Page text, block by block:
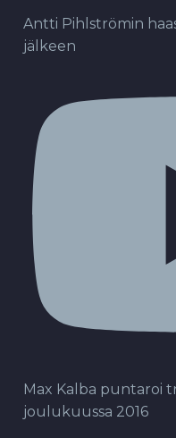
Antti Pihlströmin
jälkeen
Max Kalba puntaroi
joulukuussa 2016